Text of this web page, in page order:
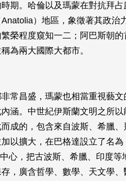
期。哈倫以及瑪蒙在對抗拜
）地區，象徵著其政治
榮程度窺知一二；阿巴斯朝的
為兩大國際大都市。
常昌盛，瑪蒙也相當重視藝
涵。中世紀伊斯蘭文明之所
成的，包含來自波斯、希臘
以擴大，在巴格達設立了名
心，把古波斯、希臘、印度
，廣含哲學、數學、天文學